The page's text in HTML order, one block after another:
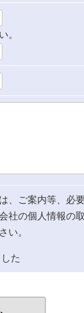
。
、ご案内等、必
の個人情報の
い。
た